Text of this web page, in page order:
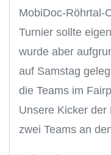
MobiDoc-Röhrtal-
Turnier sollte
wurde aber
auf Samstag
die Teams im
Unsere Kicker
zwei Teams an